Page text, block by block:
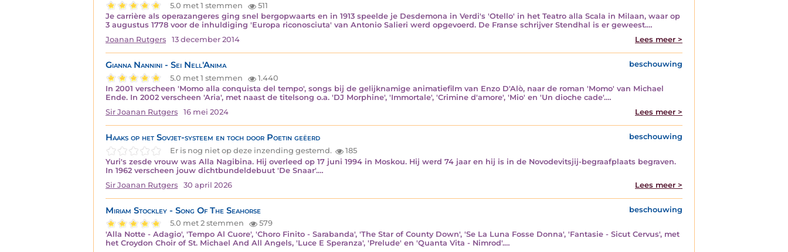
5.0 met 1 stemmen
511
Je carrière als operazangeres ging snel bergopwaarts en in 1913 speelde je Desdemona in Verdi's 'Otello' in het Teatro alla Scala in Milaan, waar op
3 augustus 1778 voor de inhuldiging 'Europa riconosciuta' van Antonio Salieri werd opgevoerd. De Franse schrijver Stendhal is er geweest.…
Joanan Rutgers
13 december 2014 Lees meer >
Gianna Nannini - Sei Nell'Anima
beschouwing
5.0 met 1 stemmen
1.440
In 2001 verscheen 'Momo alla conquista del tempo', songs bij de gelijknamige animatiefilm van Enzo D'Alò, naar de roman 'Momo' van Michael
Ende. In 2002 verscheen 'Aria', met naast de titelsong o.a. 'DJ Morphine', 'Immortale', 'Crimine d'amore', 'Mio' en 'Un dioche cade'.…
Sir Joanan Rutgers
16 mei 2024 Lees meer >
Haaks op het Sovjet-systeem en toch door Poetin geëerd
beschouwing
Er is nog niet op deze inzending gestemd.
185
Yuri's zesde vrouw was Alla Nagibina. Hij overleed op 17 juni 1994 in Moskou. Hij werd 74 jaar en hij is in de Novodevitsjij-begraafplaats begraven.
In 1962 verscheen jouw dichtbundeldebuut 'De Snaar'.…
Sir Joanan Rutgers
30 april 2026 Lees meer >
Miriam Stockley - Song Of The Seahorse
beschouwing
5.0 met 2 stemmen
579
'Alla Notte - Adagio', 'Tempo Al Cuore', 'Choro Finito - Sarabanda', 'The Star of County Down', 'Se La Luna Fosse Donna', 'Fantasie - Sicut Cervus', met
het Croydon Choir of St. Michael And All Angels, 'Luce E Speranza', 'Prelude' en 'Quanta Vita - Nimrod'.…